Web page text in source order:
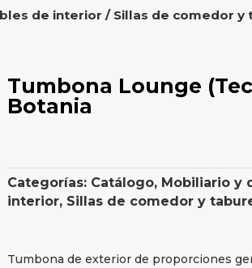
de interior / Sillas de comedor y
Tumbona Lounge
Botania
Categorías: Catálogo, Mobiliario y
interior, Sillas de comedor y
Tumbona de exterior de proporciones